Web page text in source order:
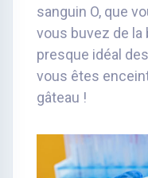
sanguin O, que
vous buvez de la
presque idéal
vous êtes
gâteau !